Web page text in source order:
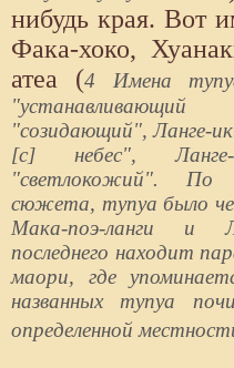
нибудь края. Вот
Фака-хоко,
атеа (4 Имена
"созидающий", Ланге-
[с] небес",
"светлокожий". По
сюжета, тупуа было
Мака-поэ-ланги и
последнего находит
маори, где
названных тупуа
определенной